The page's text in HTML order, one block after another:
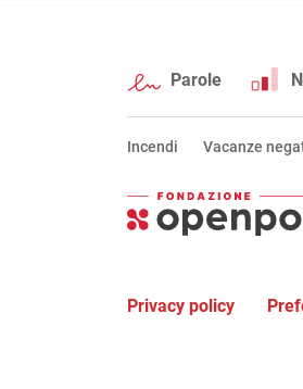
Parole
Incendi Vacanze
Privacy policy